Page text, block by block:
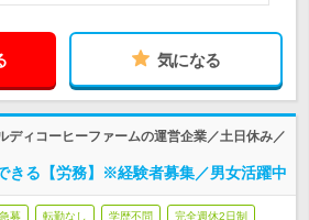
気になる
ディコーヒーファームの運営企業／土日休み／
きる【労務】※経験者募集／男女活躍中
急募 転勤なし 学歴不問 完全週休2日制